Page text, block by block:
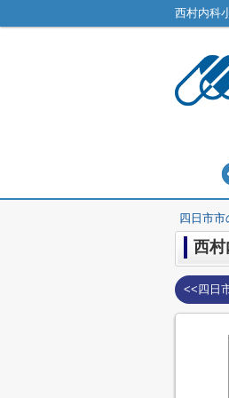
西村内科
四日市
西村
<<四日